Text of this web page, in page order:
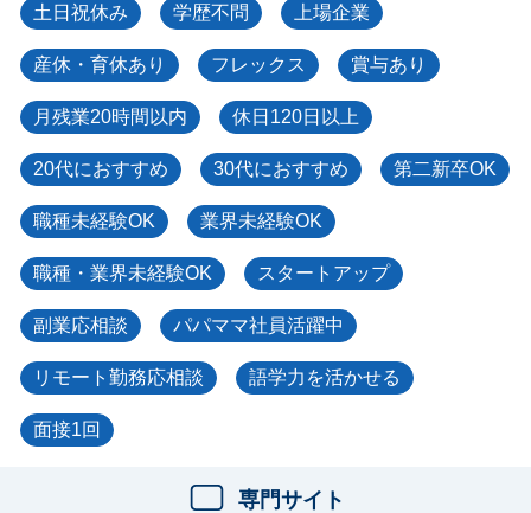
土日祝休み 学歴不問 上場企業
産休・育休あり フレックス 賞与あり
月残業20時間以内 休日120日以上
20代におすすめ 30代におすすめ 第二新卒OK
職種未経験OK 業界未経験OK
職種・業界未経験OK スタートアップ
副業応相談 パパママ社員活躍中
リモート勤務応相談 語学力を活かせる
面接1回
専門サイト